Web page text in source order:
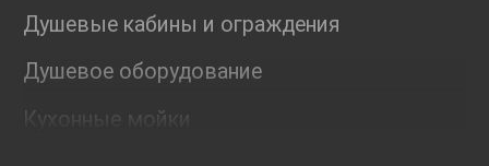
Душевые кабины и ограждения
Душевое оборудование
Кухонные мойки